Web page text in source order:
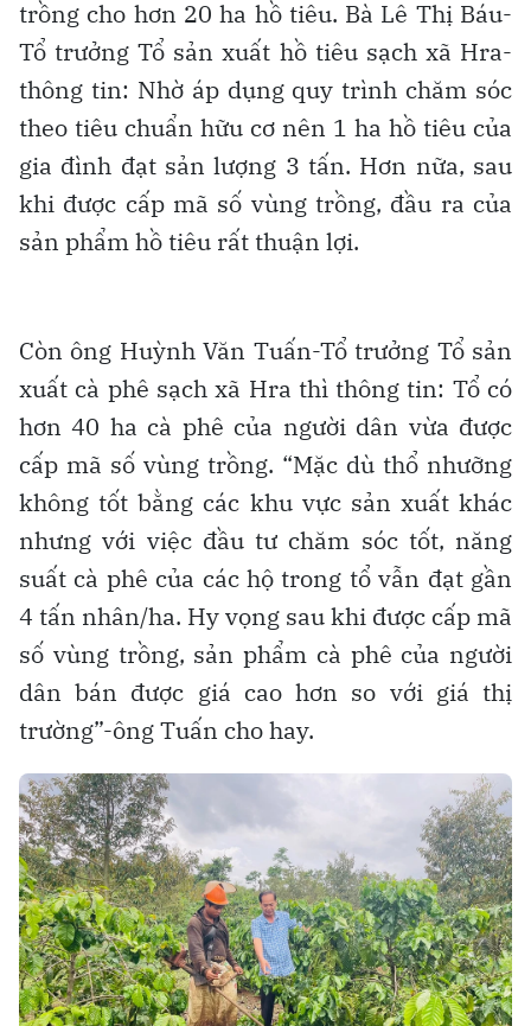
trồng cho hơn 20 ha hồ tiêu. Bà Lê Thị Báu-
Tổ trưởng Tổ sản xuất hồ tiêu sạch xã Hra-
thông tin: Nhờ áp dụng quy trình chăm sóc
theo tiêu chuẩn hữu cơ nên 1 ha hồ tiêu của
gia đình đạt sản lượng 3 tấn. Hơn nữa, sau
khi được cấp mã số vùng trồng, đầu ra của
sản phẩm hồ tiêu rất thuận lợi.
Còn ông Huỳnh Văn Tuấn-Tổ trưởng Tổ sản
xuất cà phê sạch xã Hra thì thông tin: Tổ có
hơn 40 ha cà phê của người dân vừa được
cấp mã số vùng trồng. “Mặc dù thổ nhưỡng
không tốt bằng các khu vực sản xuất khác
nhưng với việc đầu tư chăm sóc tốt, năng
suất cà phê của các hộ trong tổ vẫn đạt gần
4 tấn nhân/ha. Hy vọng sau khi được cấp mã
số vùng trồng, sản phẩm cà phê của người
dân bán được giá cao hơn so với giá thị
trường”-ông Tuấn cho hay.